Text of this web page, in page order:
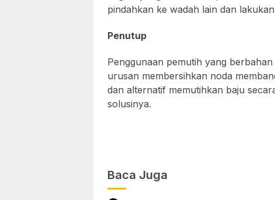
pindahkan ke wadah lain dan
Penutup
Penggunaan pemutih yang
urusan membersihkan noda
dan alternatif memutihkan baju
solusinya.
Baca Juga